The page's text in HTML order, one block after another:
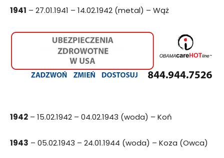
1941 – 27.01.1941 – 14.02.1942 (metal) – Wąż
1942 – 15.02.1942 – 04.02.1943 (woda) – Koń
1943 – 05.02.1943 – 24.01.1944 (woda) – Koza (Owca)